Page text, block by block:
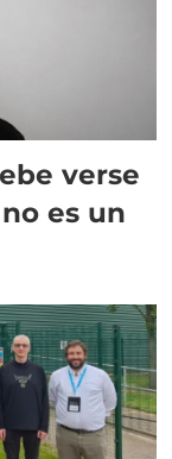
verse
es un